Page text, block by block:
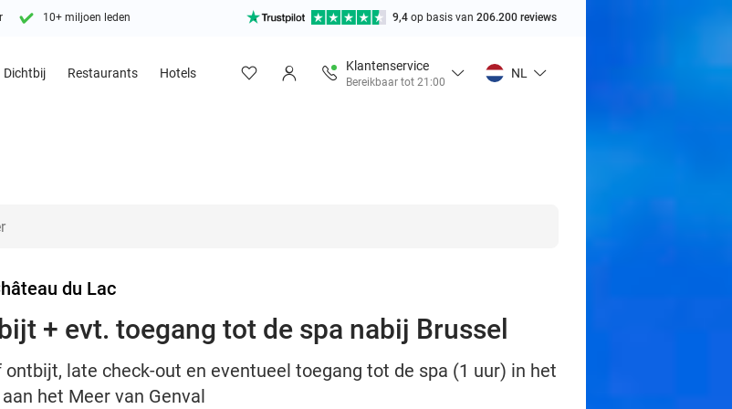
10+ miljoen leden 9,4 op basis van 206.200 reviews
Dichtbij Restaurants Hotels
Klantenservice
Bereikbaar tot 21:00
NL
du Lac
+ evt. toegang tot de spa nabij Brussel
late check-out en eventueel toegang tot de spa (1 uur) in het
het Meer van Genval